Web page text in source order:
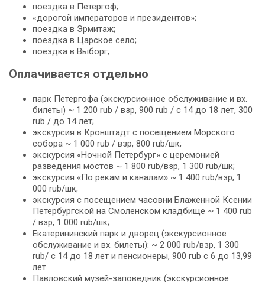
поездка в Петергоф;
«дорогой императоров и президентов»;
поездка в Эрмитаж;
поездка в Царское село;
поездка в Выборг;
Оплачивается отдельно
парк Петергофа (экскурсионное обслуживание и вх.
билеты) ~ 1 200 rub / взр, 900 rub / c 14 до 18 лет, 300
rub / до 14 лет;
экскурсия в Кронштадт с посещением Морского
собора ~ 1 000 rub / взр, 800 rub/шк;
экскурсия «Ночной Петербург» с церемонией
разведения мостов ~ 1 800 rub/взр, 1 300 rub/шк;
экскурсия «По рекам и каналам» ~ 1 400 rub/взр, 1
000 rub/шк;
экскурсия с посещением часовни Блаженной Ксении
Петербургской на Смоленском кладбище ~ 1 400 rub
/ взр, 1 000 rub/шк;
Екатерининский парк и дворец (экскурсионное
обслуживание и вх. билеты): ~ 2 000 rub/взр, 1 300
rub/ c 14 до 18 лет и пенсионеры, 900 rub c 6 до 13,99
лет
Павловский музей-заповедник (экскурсионное